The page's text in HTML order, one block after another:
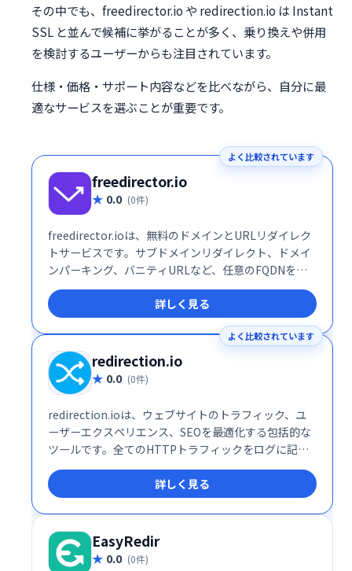
その中でも、freedirector.io や redirection.io は Instant
SSL と並んで候補に挙がることが多く、乗り換えや併用
を検討するユーザーからも注目されています。
仕様・価格・サポート内容などを比べながら、自分に最
適なサービスを選ぶことが重要です。
よく比較されています
freedirector.io
0.0 (0件)
freedirector.ioは、無料のドメインとURLリダイレク
トサービスです。サブドメインリダイレクト、ドメイ
ンパーキング、バニティURLなど、任意のFQDNを
HTTP/HTTPS URLに簡単に転送できます。 ドメイン
統合や、複数のドメインを効率的に管理したい方にお
すすめです。
詳しく見る
よく比較されています
redirection.io
0.0 (0件)
redirection.ioは、ウェブサイトのトラフィック、ユ
ーザーエクスペリエンス、SEOを最適化する包括的な
ツールです。全てのHTTPトラフィックをログに記録
し、直感的なダッシュボードでエラーを迅速に特定・
修正できます。高速かつ耐障害性に優れ、既存インフ
ラへの容易な導入が可能です。ウェブサイトのパフォ
ーマンス向上とSEO対策に貢献します。
詳しく見る
EasyRedir
0.0 (0件)